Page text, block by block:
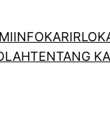
INFOKARIR
TENTANG